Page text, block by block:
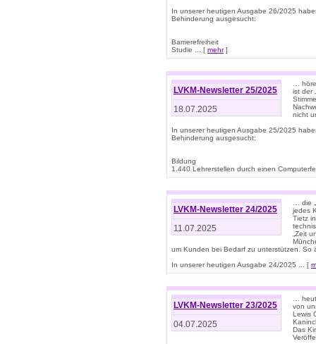
In unserer heutigen Ausgabe 26/2025
Behinderung ausgesucht:
Barrierefreiheit
Studie ... [ mehr]
LVKM-Newsletter 25/2025
18.07.2025
…
ist der
nicht
In unserer heutigen Ausgabe 25/2025
Behinderung ausgesucht:
Bildung
1.440 Lehrerstellen durch einen
LVKM-Newsletter 24/2025
11.07.2025
… die
jedes
Tietz
„Zeit
um Kunden bei Bedarf zu unterstützen.
In unserer heutigen Ausgabe 24/2025 ... [
LVKM-Newsletter 23/2025
04.07.2025
…
von
Lewis
Das